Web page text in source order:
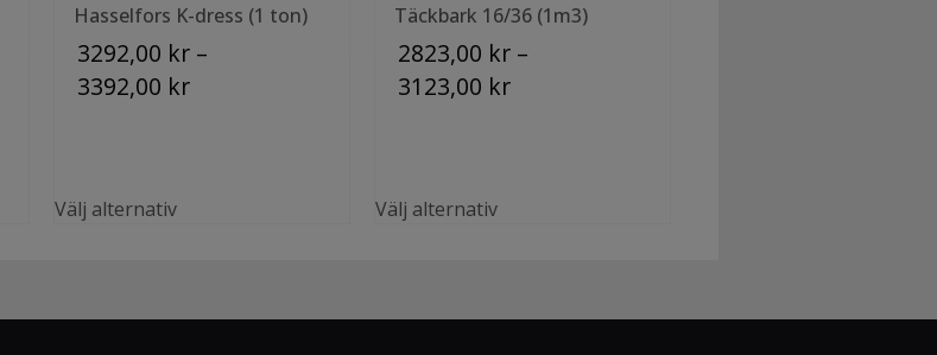
Hasselfors K-dress (1 ton)
3292,00 kr –
3392,00 kr
Välj alternativ
Täckbark 16/36 (1m3)
2823,00 kr –
3123,00 kr
Välj alternativ